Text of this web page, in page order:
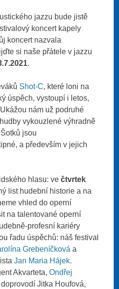
jazzu bude jistě
koncert kapely
koncert nazvala
si naše přátele v jazzu
.
Shot-C, které loni na
úspěch, vystoupí i letos,
nám už podruhé
vykouzlené výhradně
jsou
a především v jejich
hlasu: večtvrtek
list hudební historie a na
vhled do operní
na talentované operní
profesní kariéry
řadu úspěchů: náš festival
Grebeníčková a
Jan Maria Hájek.
Akvarteta,Ondřej
Jitka Houfová,